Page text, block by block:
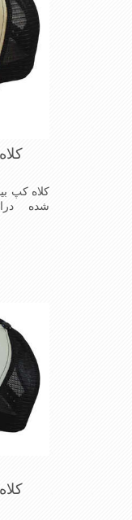
کلاه کپ
شده
in chaina